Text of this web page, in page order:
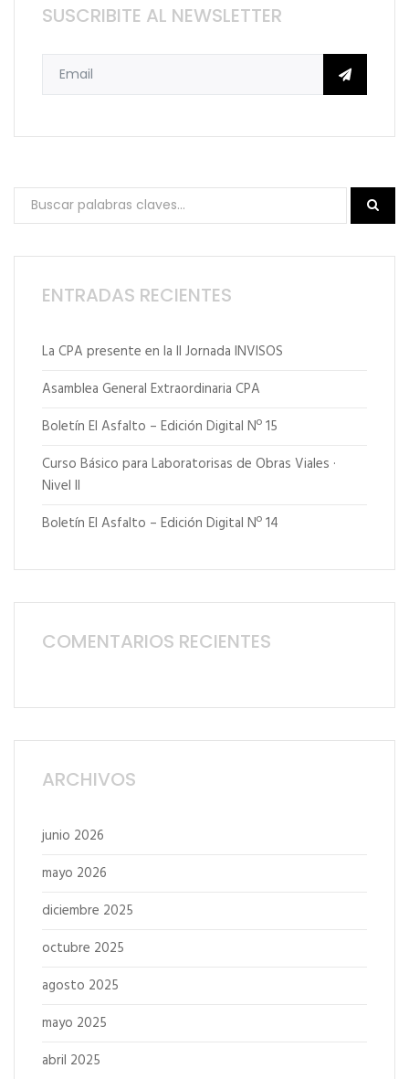
SUSCRIBITE AL NEWSLETTER
ENTRADAS RECIENTES
La CPA presente en la II Jornada INVISOS
Asamblea General Extraordinaria CPA
Boletín El Asfalto – Edición Digital Nº 15
Curso Básico para Laboratorisas de Obras Viales ·
Nivel II
Boletín El Asfalto – Edición Digital Nº 14
COMENTARIOS RECIENTES
ARCHIVOS
junio 2026
mayo 2026
diciembre 2025
octubre 2025
agosto 2025
mayo 2025
abril 2025